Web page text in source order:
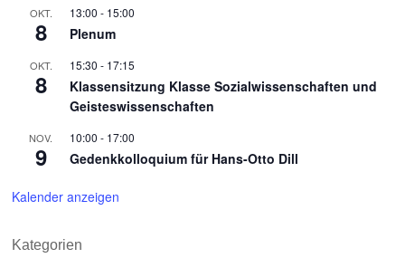
OKT.
8
13:00 - 15:00
Plenum
OKT.
8
15:30 - 17:15
Klassensitzung Klasse Sozialwissenschaften und
Geisteswissenschaften
NOV.
9
10:00 - 17:00
Gedenkkolloquium für Hans-Otto Dill
Kalender anzeigen
Kategorien